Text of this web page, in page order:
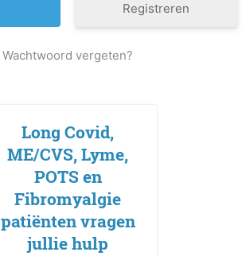
Registreren
Wachtwoord vergeten?
Long Covid,
ME/CVS, Lyme,
POTS en
Fibromyalgie
patiënten vragen
jullie hulp